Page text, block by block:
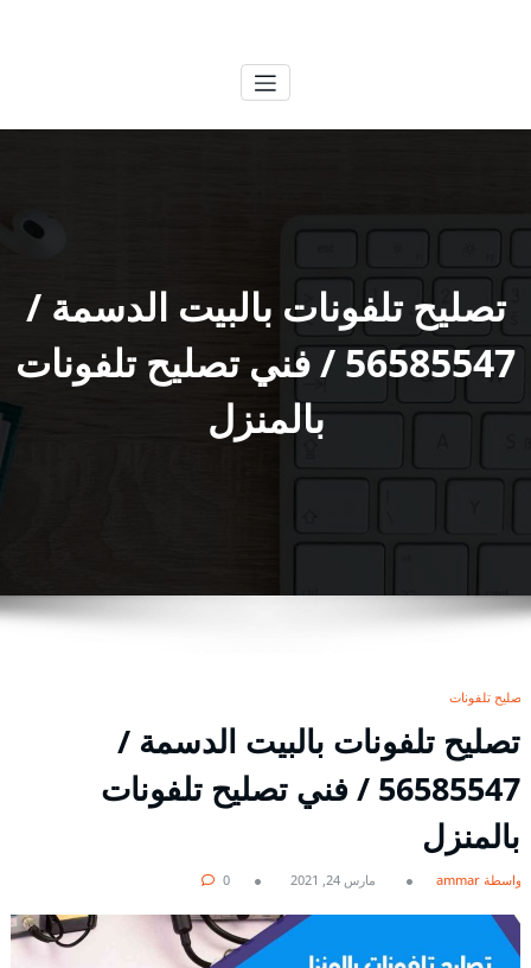
تصليح تلفونات بالبيت الدسمة /
56585547 / فني تصليح تلفونات
بالمنزل
تصليح تلفونات
تصليح تلفونات بالبيت الدسمة /
56585547 / فني تصليح تلفونات
بالمنزل
بواسطة ammar مارس 24, 2021 0